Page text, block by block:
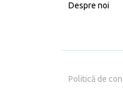
Despre noi
Politică de